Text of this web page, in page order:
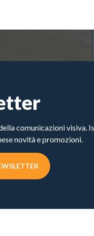
comunicazioni visiva.
novità e promozioni.